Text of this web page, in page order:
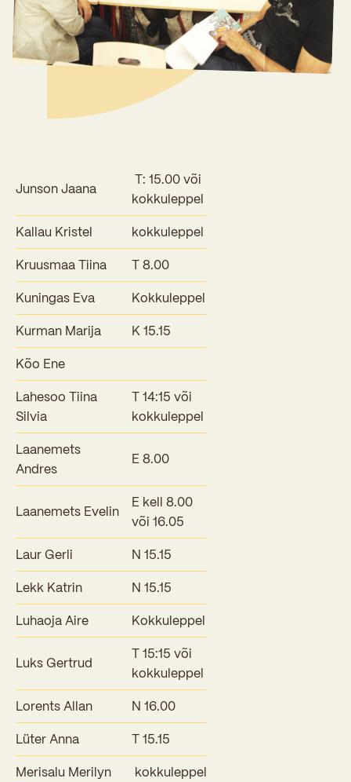
Eksamid ja arvestused
Õppesisu ülekandmine
Aastatöö
Olümpiaadid
Rahvusvahelised projektid
Töötajad
Vilistlased
Medalid
Dokumendid
Raamatukogu
Huvitegevus
Järelevalve
Kooliõde ja koolipsühholoogid
Sisseastumiskatsed
Miks Sütevaka?
Stipendiumid
Õppemaksusoodustused
In English
Videod
Junson Jaana
T: 15.00 või
kokkuleppel
Kallau Kristel
kokkuleppel
Kruusmaa Tiina
T 8.00
Kuningas Eva
Kokkuleppel
Kurman Marija
K 15.15
Kõo Ene
Lahesoo Tiina
Silvia
T 14:15 või
kokkuleppel
Laanemets
Andres
E 8.00
Laanemets Evelin
E kell 8.00
või 16.05
Laur Gerli
N 15.15
Lekk Katrin
N 15.15
Luhaoja Aire
Kokkuleppel
Luks Gertrud
T 15:15 või
kokkuleppel
Lorents Allan
N 16.00
Lüter Anna
T 15.15
Merisalu Merilyn
kokkuleppel